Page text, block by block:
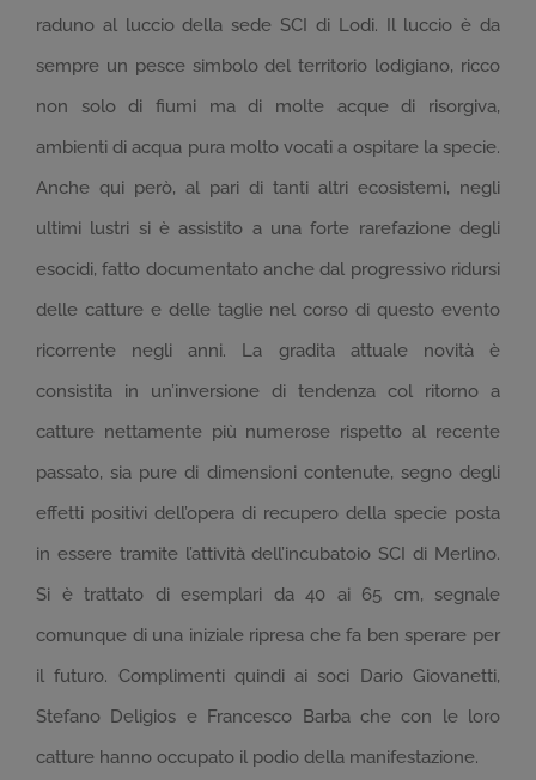
raduno al luccio della sede SCI di Lodi. Il luccio è da
sempre un pesce simbolo del territorio lodigiano, ricco
non solo di fiumi ma di molte acque di risorgiva,
ambienti di acqua pura molto vocati a ospitare la specie.
Anche qui però, al pari di tanti altri ecosistemi, negli
ultimi lustri si è assistito a una forte rarefazione degli
esocidi, fatto documentato anche dal progressivo ridursi
delle catture e delle taglie nel corso di questo evento
ricorrente negli anni. La gradita attuale novità è
consistita in un’inversione di tendenza col ritorno a
catture nettamente più numerose rispetto al recente
passato, sia pure di dimensioni contenute, segno degli
effetti positivi dell’opera di recupero della specie posta
in essere tramite l’attività dell’incubatoio SCI di Merlino.
Si è trattato di esemplari da 40 ai 65 cm, segnale
comunque di una iniziale ripresa che fa ben sperare per
il futuro. Complimenti quindi ai soci Dario Giovanetti,
Stefano Deligios e Francesco Barba che con le loro
catture hanno occupato il podio della manifestazione.